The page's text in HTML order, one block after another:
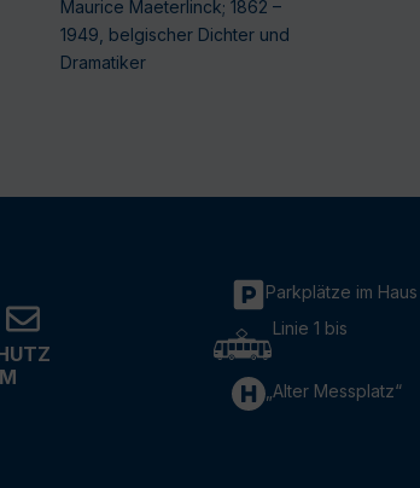
Maurice Maeterlinck; 1862 –
1949, belgischer Dichter und
Dramatiker
Parkplätze im Haus
Linie 1 bis
„Alter Messplatz“